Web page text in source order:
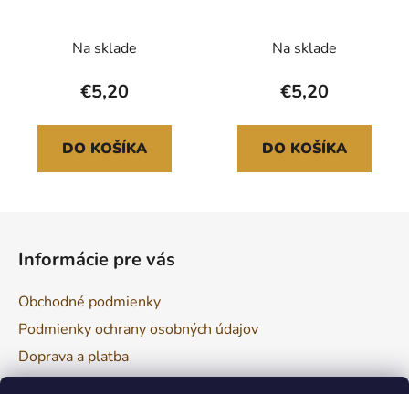
Na sklade
€5,20
DO KOŠÍKA
Na sklade
€5,20
DO KOŠÍKA
e
Informácie pre vás
Obchodné podmienky
Podmienky ochrany osobných údajov
Doprava a platba